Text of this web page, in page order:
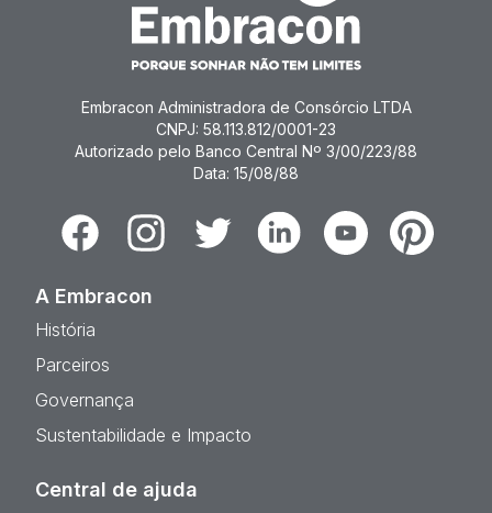
Embracon Administradora de Consórcio LTDA
CNPJ: 58.113.812/0001-23
Autorizado pelo Banco Central Nº 3/00/223/88
Data: 15/08/88
FacebookInstagramTwitter LinkedinYoutubePinterest
A Embracon
História
Parceiros
Governança
Sustentabilidade e Impacto
Central de ajuda